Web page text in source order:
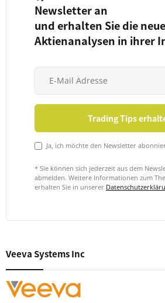
Newsletter an
und erhalten Sie die
Aktienanalysen in ihrer
Ja, ich möchte den Newsletter
* Sie können sich jederzeit aus dem
abmelden. Weitere Informationen zum
erhalten Sie in unserer
Veeva Systems Inc